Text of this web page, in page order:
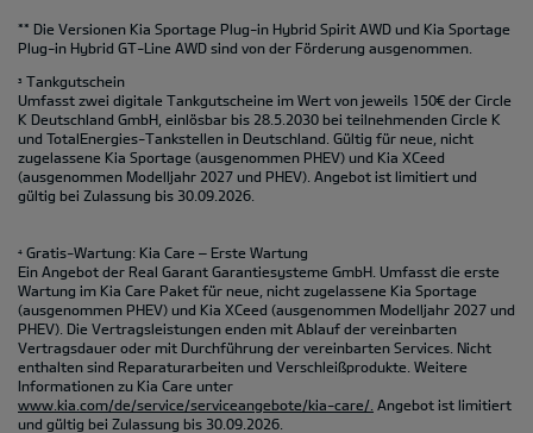
** Die Versionen Kia Sportage Plug-in Hybrid Spirit AWD und Kia Sportage
Plug-in Hybrid GT-Line AWD sind von der Förderung ausgenommen.
3 Tankgutschein
Umfasst zwei digitale Tankgutscheine im Wert von jeweils 150€ der Circle
K Deutschland GmbH, einlösbar bis 28.5.2030 bei teilnehmenden Circle K
und TotalEnergies-Tankstellen in Deutschland. Gültig für neue, nicht
zugelassene Kia Sportage (ausgenommen PHEV) und Kia XCeed
(ausgenommen Modelljahr 2027 und PHEV). Angebot ist limitiert und
gültig bei Zulassung bis 30.09.2026.
4 Gratis-Wartung: Kia Care – Erste Wartung
Ein Angebot der Real Garant Garantiesysteme GmbH. Umfasst die erste
Wartung im Kia Care Paket für neue, nicht zugelassene Kia Sportage
(ausgenommen PHEV) und Kia XCeed (ausgenommen Modelljahr 2027 und
PHEV). Die Vertragsleistungen enden mit Ablauf der vereinbarten
Vertragsdauer oder mit Durchführung der vereinbarten Services. Nicht
enthalten sind Reparaturarbeiten und Verschleißprodukte. Weitere
Informationen zu Kia Care unter
www.kia.com/de/service/serviceangebote/kia-care/. Angebot ist limitiert
und gültig bei Zulassung bis 30.09.2026.